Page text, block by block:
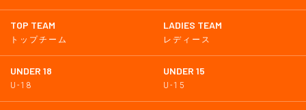
TOP TEAM
トップチーム
LADIES TEAM
レディース
UNDER 18
U-18
UNDER 15
U-15